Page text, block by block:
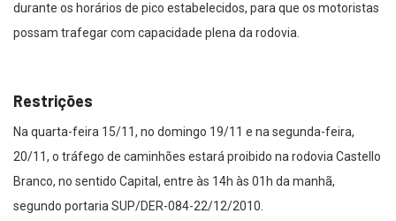
durante os horários de pico estabelecidos, para que os motoristas
possam trafegar com capacidade plena da rodovia.
Restrições
Na quarta-feira 15/11, no domingo 19/11 e na segunda-feira,
20/11, o tráfego de caminhões estará proibido na rodovia Castello
Branco, no sentido Capital, entre às 14h às 01h da manhã,
segundo portaria SUP/DER-084-22/12/2010.